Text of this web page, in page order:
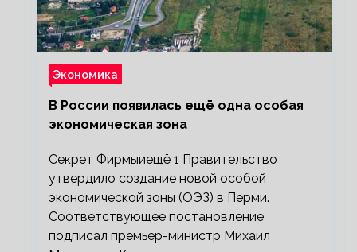
Экономика
В России появилась ещё одна особая
экономическая зона
Секрет Фирмыиещё 1 Правительство
утвердило создание новой особой
экономической зоны (ОЭЗ) в Перми.
Соответствующее постановление
подписал премьер-министр Михаил